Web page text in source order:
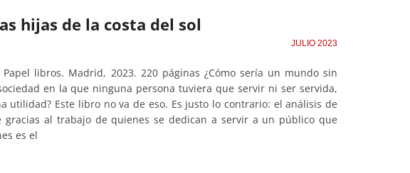
hijas de la costa del sol
JULIO 2023
libros. Madrid, 2023. 220 páginas ¿Cómo sería un mundo sin
en la que ninguna persona tuviera que servir ni ser servida,
utilidad? Este libro no va de eso. Es justo lo contrario: el análisis de
gracias al trabajo de quienes se dedican a servir a un público que
es el